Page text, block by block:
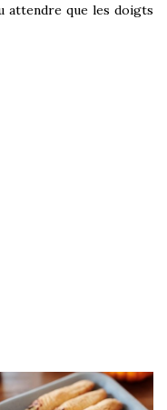
attendre que les doigts